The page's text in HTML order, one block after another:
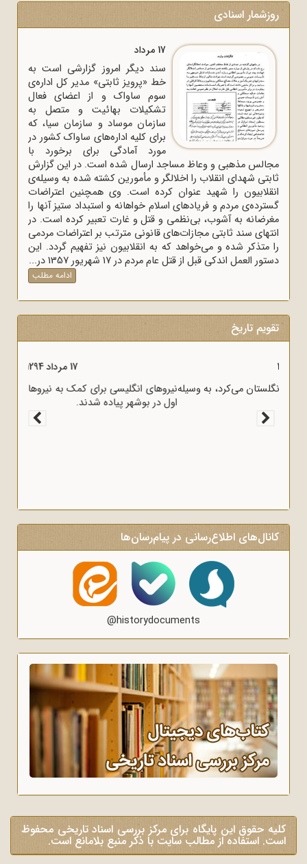
روزشمار اسنادی
17 مرداد
سند دیگر امروز گزارشی است به
خط «پرویز ثابتی» مدیر کل اداره‌ی
سوم ساواک و از اعضای فعال
تشکیلات بهائیت و متصل به
سازمان موساد و سازمان سیا، که
برای کلیه اداره‌های ساواک‌ کشور در
مورد آمادگی برای برخورد با
مجالس مذهبی و وعاظ مساجد ارسال شده است. در این گزارش
ثابتی شهدای انقلاب را اخلالگر و مأمورین کشته شده به وسیله‌ی
انقلابیون را شهید عنوان کرده است. وی همچنین اعتراضات
گسترده‌ی مردم و فریادهای اسلام خواهانه و استبداد ستیز آنها را
مغرضانه به آشوب، بی‌نظمی و قتل و غارت تعبیر کرده است. در
انتهای سند ثابتی مجازات‌های قانونی مترتب بر اعتراضات مردمی
را متذکر شده و می‌خواهد که به انقلابیون نیز تفهیم گردد. این
دستور العمل اندکی قبل از قتل عام مردم در 17 شهریور 1357 در...
ادامه مطلب
تقویم تاریخ
قرارداد 1919 که عملاً ایران را مستعمره انگلستان می‌کرد، به وسیله
وثوق‌الدوله با انگلیسی‌ها امضا شد.
کانال‌های اطلاع‌رسانی در پیام‌رسان‌ها
@historydocuments
کلیه حقوق این پایگاه برای مرکز بررسی اسناد تاریخی محفوظ
است. استفاده از مطالب سایت با ذکر منبع بلامانع است.